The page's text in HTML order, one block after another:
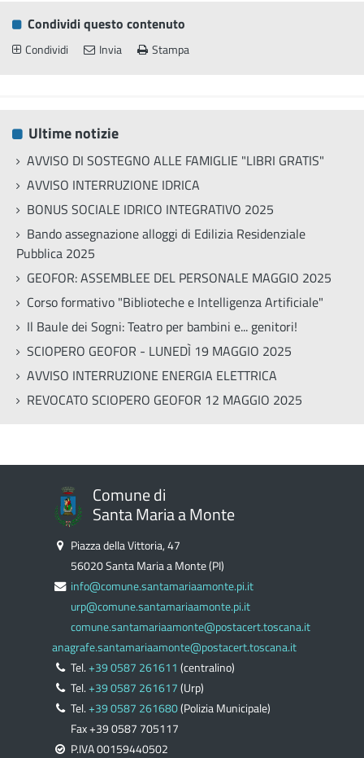
Condividi questo contenuto
Condividi Invia Stampa
Ultime notizie
AVVISO DI SOSTEGNO ALLE FAMIGLIE "LIBRI GRATIS"
AVVISO INTERRUZIONE IDRICA
BONUS SOCIALE IDRICO INTEGRATIVO 2025
Bando assegnazione alloggi di Edilizia Residenziale
Pubblica 2025
GEOFOR: ASSEMBLEE DEL PERSONALE MAGGIO 2025
Corso formativo "Biblioteche e Intelligenza Artificiale"
Il Baule dei Sogni: Teatro per bambini e... genitori!
SCIOPERO GEOFOR - LUNEDÌ 19 MAGGIO 2025
AVVISO INTERRUZIONE ENERGIA ELETTRICA
REVOCATO SCIOPERO GEOFOR 12 MAGGIO 2025
Comune di
Santa Maria a Monte
Piazza della Vittoria, 47
56020 Santa Maria a Monte (PI)
info@comune.santamariaamonte.pi.it
urp@comune.santamariaamonte.pi.it
comune.santamariaamonte@postacert.toscana.it
anagrafe.santamariaamonte@postacert.toscana.it
Tel.+39 0587 261611 (centralino)
Tel.+39 0587 261617(Urp)
Tel.+39 0587 261680(Polizia Municipale)
Fax +39 0587 705117
P.IVA 00159440502